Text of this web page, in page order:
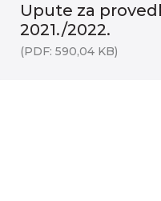
Upute za
2021./2022.
(PDF: 590,04 KB)